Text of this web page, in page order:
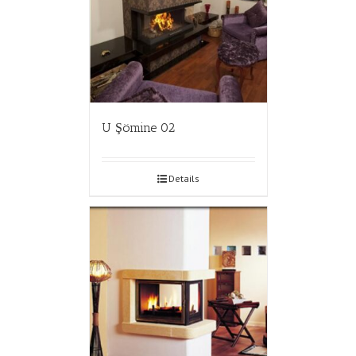
U Şömine 02
Details